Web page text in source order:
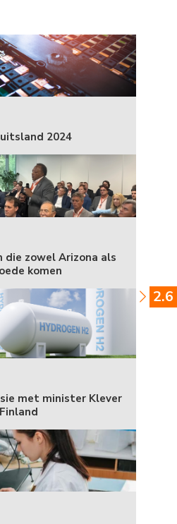
2.6
2024
die zowel Arizona als
komen
met minister Klever